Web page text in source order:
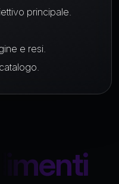
principale.
e resi.